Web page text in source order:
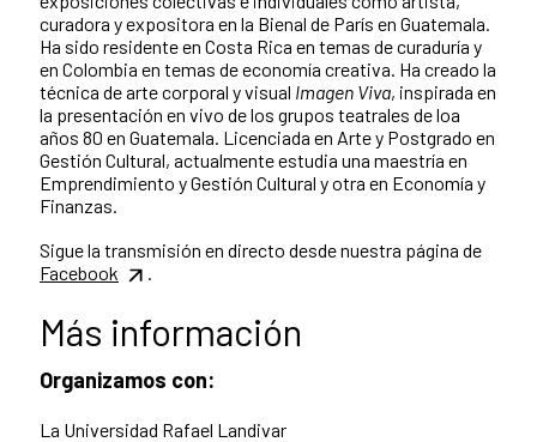
curadora y expositora en la Bienal de París en Guatemala.
Ha sido residente en Costa Rica en temas de curaduría y
en Colombia en temas de economía creativa. Ha creado la
técnica de arte corporal y visual Imagen Viva, inspirada en
la presentación en vivo de los grupos teatrales de loa
años 80 en Guatemala. Licenciada en Arte y Postgrado en
Gestión Cultural, actualmente estudia una maestría en
Emprendimiento y Gestión Cultural y otra en Economía y
Finanzas.
Sigue la transmisión en directo desde nuestra página de
Facebook
.
Más información
Organizamos con:
La Universidad Rafael Landivar